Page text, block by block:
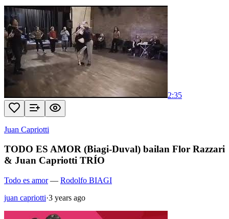
2:35
Juan Capriotti
TODO ES AMOR (Biagi-Duval) bailan Flor Razzari
& Juan Capriotti TRÍO
Todo es amor— Rodolfo BIAGI
juan capriotti·3 years ago